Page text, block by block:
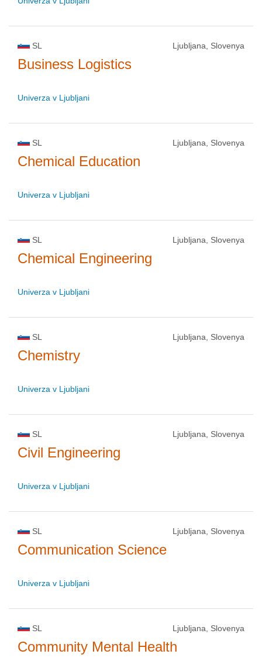
SL Ljubljana, Slovenya
Business Logistics
Univerza v Ljubljani
SL Ljubljana, Slovenya
Chemical Education
Univerza v Ljubljani
SL Ljubljana, Slovenya
Chemical Engineering
Univerza v Ljubljani
SL Ljubljana, Slovenya
Chemistry
Univerza v Ljubljani
SL Ljubljana, Slovenya
Civil Engineering
Univerza v Ljubljani
SL Ljubljana, Slovenya
Communication Science
Univerza v Ljubljani
SL Ljubljana, Slovenya
Community Mental Health